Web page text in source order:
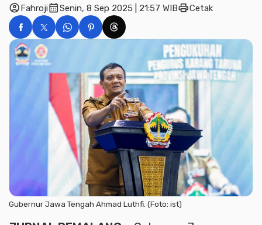
account_circleFahrojicalendar_monthSenin, 8 Sep 2025 | 21:57 WIBprintCetak
Gubernur Jawa Tengah Ahmad Luthfi. (Foto: ist)